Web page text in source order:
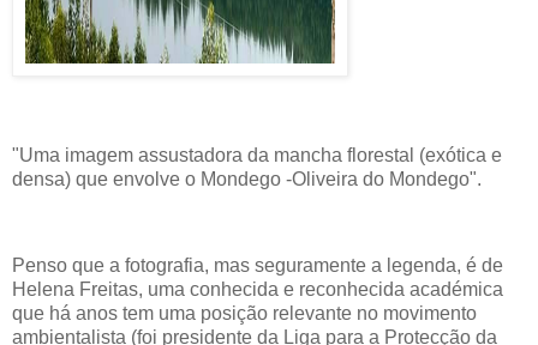
"Uma imagem assustadora da mancha florestal (exótica e
densa) que envolve o Mondego -Oliveira do Mondego".
Penso que a fotografia, mas seguramente a legenda, é de
Helena Freitas, uma conhecida e reconhecida académica
que há anos tem uma posição relevante no movimento
ambientalista (foi presidente da Liga para a Protecção da